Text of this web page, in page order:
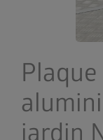
jardin